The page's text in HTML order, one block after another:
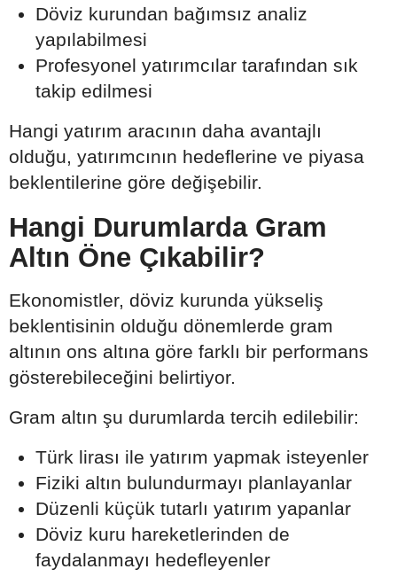
Döviz kurundan bağımsız analiz
yapılabilmesi
Profesyonel yatırımcılar tarafından sık
takip edilmesi
Hangi yatırım aracının daha avantajlı
olduğu, yatırımcının hedeflerine ve piyasa
beklentilerine göre değişebilir.
Hangi Durumlarda Gram
Altın Öne Çıkabilir?
Ekonomistler, döviz kurunda yükseliş
beklentisinin olduğu dönemlerde gram
altının ons altına göre farklı bir performans
gösterebileceğini belirtiyor.
Gram altın şu durumlarda tercih edilebilir:
Türk lirası ile yatırım yapmak isteyenler
Fiziki altın bulundurmayı planlayanlar
Düzenli küçük tutarlı yatırım yapanlar
Döviz kuru hareketlerinden de
faydalanmayı hedefleyenler